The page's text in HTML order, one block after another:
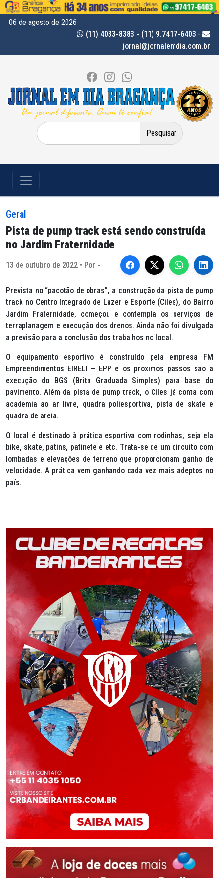
06 de agosto de 2026
(11) 4033-8383 - (11) 9.7417-6403 -
jornal@jornalemdia.com.br
Pesquisar
por:
Geral
Pista de pump track está sendo construída
no Jardim Fraternidade
13 de outubro de 2022 • Por -
Prevista no “pacotão de obras”, a construção da pista de pump
track no Centro Integrado de Lazer e Esporte (Ciles), do Bairro
Jardim Fraternidade, começou e contempla os serviços de
terraplanagem e execução dos drenos. Ainda não foi divulgada
a previsão para a conclusão dos trabalhos no local.
O equipamento esportivo é construído pela empresa FM
Empreendimentos EIRELI – EPP e os próximos passos são a
execução do BGS (Brita Graduada Simples) para base do
pavimento. Além da pista de pump track, o Ciles já conta com
academia ao ar livre, quadra poliesportiva, pista de skate e
quadra de areia.
O local é destinado à prática esportiva com rodinhas, seja ela
bike, skate, patins, patinete e etc. Trata-se de um circuito com
lombadas e elevações de terreno que proporcionam ganho de
velocidade. A prática vem ganhando cada vez mais adeptos no
país.